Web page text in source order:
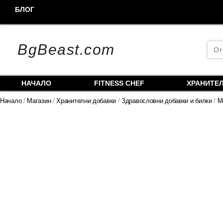
БЛОГ
BgBeast.com for:
НАЧАЛО FITNESS CHEF
Начало/ Магазин/Хранителни добавки/Здравословни добавки и билки/